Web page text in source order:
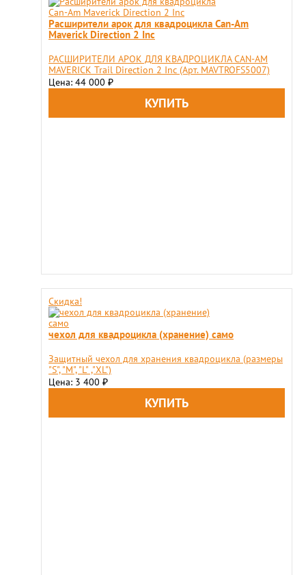
Расширители арок для квадроцикла Can-Am
Maverick Direction 2 Inс
РАСШИРИТЕЛИ АРОК ДЛЯ КВАДРОЦИКЛА CAN-AM
MAVERICK Trail Direction 2 Inс (Арт. MAVTROFS5007)
Цена: 44 000 ₽
Скидка!
чехол для квадроцикла (хранение) само
Защитный чехол для хранения квадроцикла (размеры
"S", "М", "L" ,"XL")
Цена: 3 400 ₽